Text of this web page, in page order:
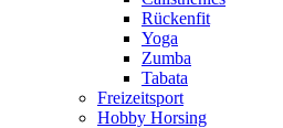
Rückenfit
Yoga
Zumba
Tabata
Freizeitsport
Hobby Horsing